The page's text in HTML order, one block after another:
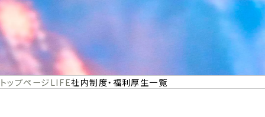
トップページLIFE社内制度・福利厚生一覧